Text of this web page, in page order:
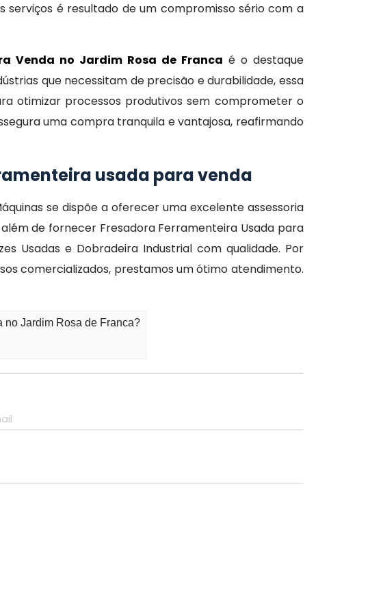
é resultado de um compromisso sério com a
Venda no Jardim Rosa de Franca é o destaque
que necessitam de precisão e durabilidade, essa
otimizar processos produtivos sem comprometer o
uma compra tranquila e vantajosa, reafirmando
usada para venda
se dispõe a oferecer uma excelente assessoria
de fornecer Fresadora Ferramenteira Usada para
Usadas e Dobradeira Industrial com qualidade. Por
comercializados, prestamos um ótimo atendimento.
no Jardim Rosa de Franca?